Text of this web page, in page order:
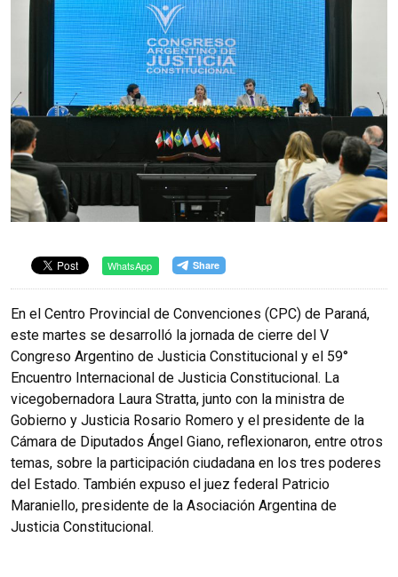
WhatsApp
En el Centro Provincial de Convenciones (CPC) de Paraná,
este martes se desarrolló la jornada de cierre del V
Congreso Argentino de Justicia Constitucional y el 59°
Encuentro Internacional de Justicia Constitucional. La
vicegobernadora Laura Stratta, junto con la ministra de
Gobierno y Justicia Rosario Romero y el presidente de la
Cámara de Diputados Ángel Giano, reflexionaron, entre otros
temas, sobre la participación ciudadana en los tres poderes
del Estado. También expuso el juez federal Patricio
Maraniello, presidente de la Asociación Argentina de
Justicia Constitucional.